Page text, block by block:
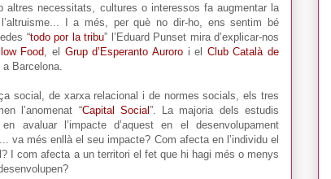
altres necessitats, cultures o interessos fa augmentar la
I a més, per què no dir-ho, ens sentim bé
“todo por la tribu” l’Eduard Punset mira d’explicar-nos
Food, el Grup d’Esperanto Auroroi el Club Català de
Barcelona.
social, de xarxa relacional i de normes socials, els tres
l’anomenat “Capital Social”. La majoria dels estudis
avaluar l’impacte d’aquest en el desenvolupament
va més enllà el seu impacte? Com afecta en l’individu el
I com afecta a un territori el fet que hi hagi més o menys